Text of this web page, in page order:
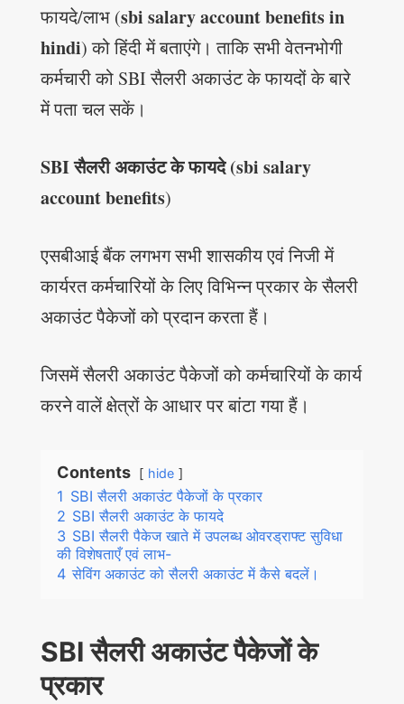
फायदे/लाभ (sbi salary account benefits in
hindi) को हिंदी में बताएंगे। ताकि सभी वेतनभोगी
कर्मचारी को SBI सैलरी अकाउंट के फायदों के बारे
में पता चल सकें।
SBI सैलरी अकाउंट के फायदे (sbi salary
account benefits)
एसबीआई बैंक लगभग सभी शासकीय एवं निजी में
कार्यरत कर्मचारियों के लिए विभिन्न प्रकार के सैलरी
अकाउंट पैकेजों को प्रदान करता हैं।
जिसमें सैलरी अकाउंट पैकेजों को कर्मचारियों के कार्य
करने वालें क्षेत्रों के आधार पर बांटा गया हैं।
Contents hide
1 SBI सैलरी अकाउंट पैकेजों के प्रकार
2 SBI सैलरी अकाउंट के फायदे
3 SBI सैलरी पैकेज खाते में उपलब्ध ओवरड्राफ्ट सुविधा
की विशेषताएँ एवं लाभ-
4 सेविंग अकाउंट को सैलरी अकाउंट में कैसे बदलें।
SBI सैलरी अकाउंट पैकेजों के
प्रकार